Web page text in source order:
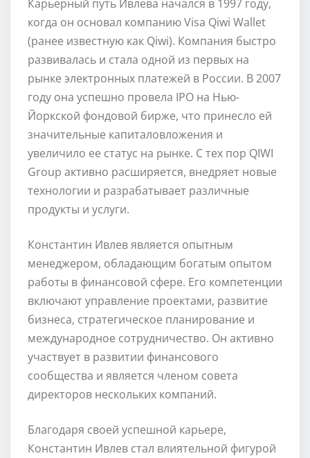
Карьерный путь Ивлева начался в 1997 году,
когда он основал компанию Visa Qiwi Wallet
(ранее известную как Qiwi). Компания быстро
развивалась и стала одной из первых на
рынке электронных платежей в России. В 2007
году она успешно провела IPO на Нью-
Йоркской фондовой бирже, что принесло ей
значительные капиталовложения и
увеличило ее статус на рынке. С тех пор QIWI
Group активно расширяется, внедряет новые
технологии и разрабатывает различные
продукты и услуги.
Константин Ивлев является опытным
менеджером, обладающим богатым опытом
работы в финансовой сфере. Его компетенции
включают управление проектами, развитие
бизнеса, стратегическое планирование и
международное сотрудничество. Он активно
участвует в развитии финансового
сообщества и является членом совета
директоров нескольких компаний.
Благодаря своей успешной карьере,
Константин Ивлев стал влиятельной фигурой